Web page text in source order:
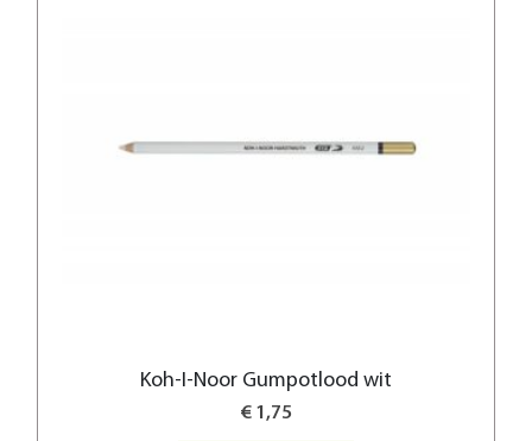
Koh-I-Noor Gumpotlood wit
€ 1,75